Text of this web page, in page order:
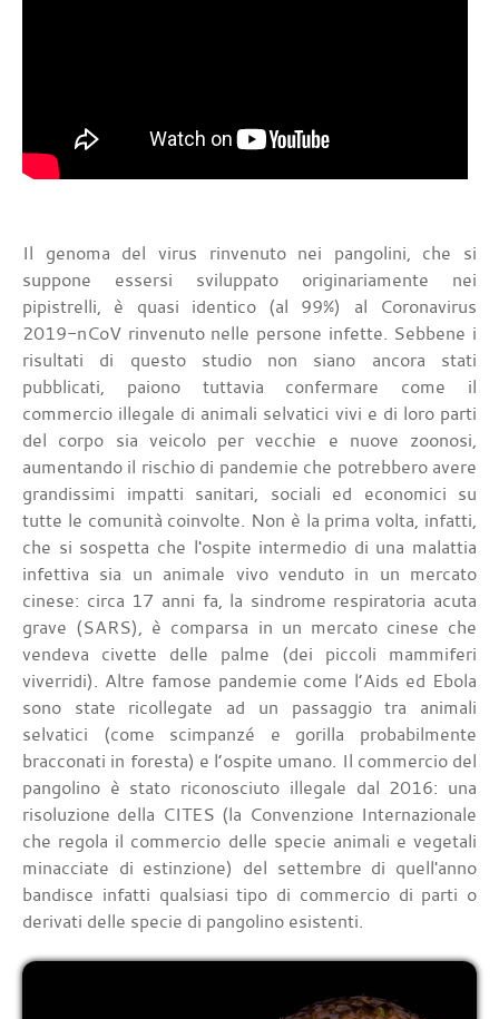
Il genoma del virus rinvenuto nei pangolini, che si
suppone essersi sviluppato originariamente nei
pipistrelli, è quasi identico (al 99%) al Coronavirus
2019-nCoV rinvenuto nelle persone infette. Sebbene i
risultati di questo studio non siano ancora stati
pubblicati, paiono tuttavia confermare come il
commercio illegale di animali selvatici vivi e di loro parti
del corpo sia veicolo per vecchie e nuove zoonosi,
aumentando il rischio di pandemie che potrebbero avere
grandissimi impatti sanitari, sociali ed economici su
tutte le comunità coinvolte. Non è la prima volta, infatti,
che si sospetta che l'ospite intermedio di una malattia
infettiva sia un animale vivo venduto in un mercato
cinese: circa 17 anni fa, la sindrome respiratoria acuta
grave (SARS), è comparsa in un mercato cinese che
vendeva civette delle palme (dei piccoli mammiferi
viverridi). Altre famose pandemie come l’Aids ed Ebola
sono state ricollegate ad un passaggio tra animali
selvatici (come scimpanzé e gorilla probabilmente
bracconati in foresta) e l’ospite umano. Il commercio del
pangolino è stato riconosciuto illegale dal 2016: una
risoluzione della CITES (la Convenzione Internazionale
che regola il commercio delle specie animali e vegetali
minacciate di estinzione) del settembre di quell'anno
bandisce infatti qualsiasi tipo di commercio di parti o
derivati delle specie di pangolino esistenti.